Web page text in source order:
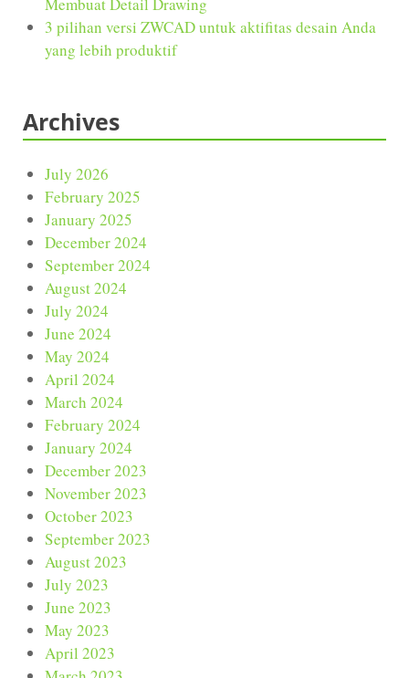
3 pilihan versi ZWCAD untuk aktifitas desain Anda
yang lebih produktif
Archives
July 2026
February 2025
January 2025
December 2024
September 2024
August 2024
July 2024
June 2024
May 2024
April 2024
March 2024
February 2024
January 2024
December 2023
November 2023
October 2023
September 2023
August 2023
July 2023
June 2023
May 2023
April 2023